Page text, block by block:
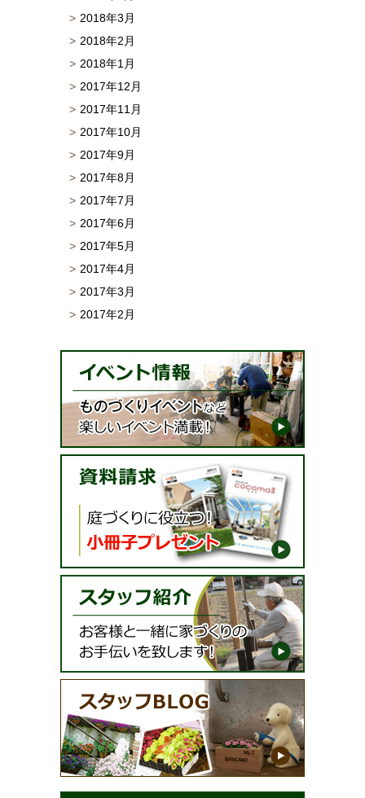
2018年3月
2018年2月
2018年1月
2017年12月
2017年11月
2017年10月
2017年9月
2017年8月
2017年7月
2017年6月
2017年5月
2017年4月
2017年3月
2017年2月